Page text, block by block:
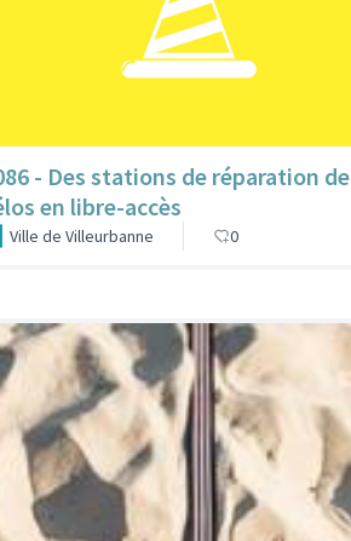
- Des stations de réparation de
en libre-accès
Ville de Villeurbanne 0